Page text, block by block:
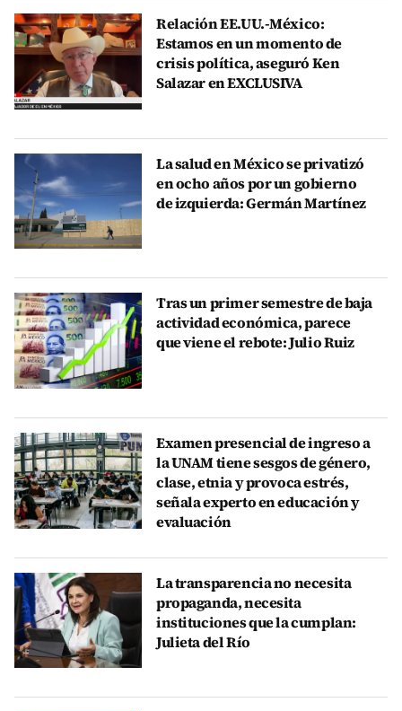
Relación EE.UU.-México:
Estamos en un momento de
crisis política, aseguró Ken
Salazar en EXCLUSIVA
La salud en México se privatizó
en ocho años por un gobierno
de izquierda: Germán Martínez
Tras un primer semestre de baja
actividad económica, parece
que viene el rebote: Julio Ruiz
Examen presencial de ingreso a
la UNAM tiene sesgos de género,
clase, etnia y provoca estrés,
señala experto en educación y
evaluación
La transparencia no necesita
propaganda, necesita
instituciones que la cumplan:
Julieta del Río